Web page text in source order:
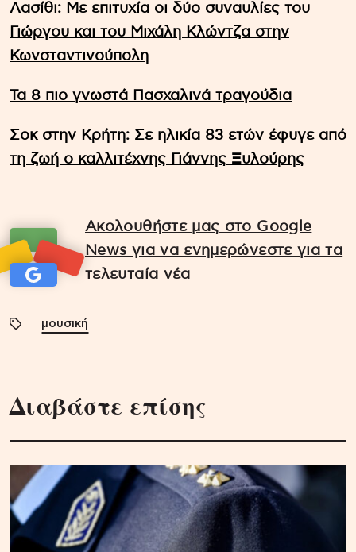
Λασίθι: Mε επιτυχία οι δύο συναυλίες του
Γιώργου και του Μιχάλη Κλώντζα στην
Κωνσταντινούπολη
Τα 8 πιο γνωστά Πασχαλινά τραγούδια
Σοκ στην Κρήτη: Σε ηλικία 83 ετών έφυγε από
τη ζωή ο καλλιτέχνης Γιάννης Ξυλούρης
Ακολουθήστε μας στο Google
News για να ενημερώνεστε για τα
τελευταία νέα
μουσική
Διαβάστε επίσης